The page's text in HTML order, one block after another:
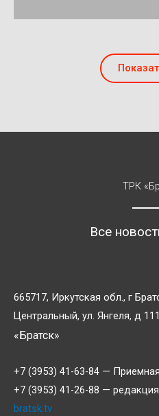
ТРК
Все
665717, Иркутская обл., г
Центральный, ул. Янгеля, д
«Братск»
+7 (3953) 41-63-84 — Приемная
+7 (3953) 41-26-88 —
bratsk.tv